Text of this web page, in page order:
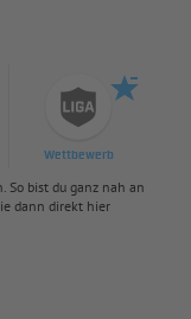
Wettbewerb
So bist du ganz nah an
dann direkt hier